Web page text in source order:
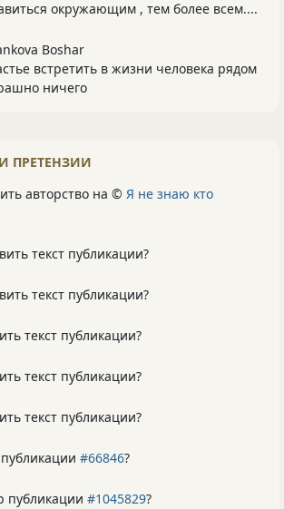
окружающим , тем более всем....
Boshar
встретить в жизни человека рядом
ничего
ПРЕТЕНЗИИ
авторство на © Я не знаю кто
текст публикации?
текст публикации?
текст публикации?
текст публикации?
текст публикации?
#66846?
публикации #1045829?